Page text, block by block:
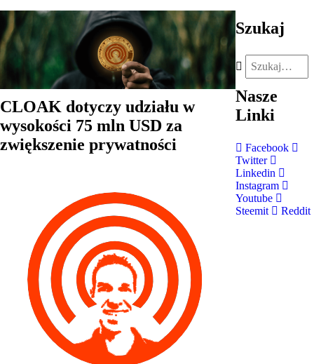
CLOAK dotyczy udziału w
wysokości 75 mln USD za
zwiększenie prywatności
Szukaj
Nasze
Linki
Facebook
Twitter
Linkedin
Instagram
Youtube
Steemit
Reddit